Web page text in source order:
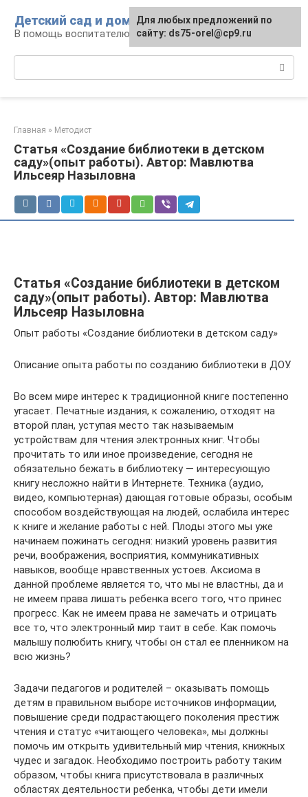
контенту
Детский сад и дом
В помощь воспитателю и родителям
Главная » Методист
Статья «Создание библиотеки в детском
саду»(опыт работы). Автор: Мавлютва
Ильсеяр Назыловна
Статья «Создание библиотеки в детском
саду»(опыт работы). Автор: Мавлютва
Ильсеяр Назыловна
Опыт работы «Создание библиотеки в детском саду»
Описание опыта работы по созданию библиотеки в ДОУ.
Во всем мире интерес к традиционной книге постепенно
угасает. Печатные издания, к сожалению, отходят на
второй план, уступая место так называемым
устройствам для чтения электронных книг. Чтобы
прочитать то или иное произведение, сегодня не
обязательно бежать в библиотеку — интересующую
книгу несложно найти в Интернете. Техника (аудио,
видео, компьютерная) дающая готовые образы, особым
способом воздействующая на людей, ослабила интерес
к книге и желание работы с ней. Плоды этого мы уже
начинаем пожинать сегодня: низкий уровень развития
речи, воображения, восприятия, коммуникативных
навыков, вообще нравственных устоев. Аксиома в
данной проблеме является то, что мы не властны, да и
не имеем права лишать ребенка всего того, что принес
прогресс. Как не имеем права не замечать и отрицать
все то, что электронный мир таит в себе. Как помочь
малышу полюбить книгу, чтобы он стал ее пленником на
всю жизнь?
Задачи педагогов и родителей – оказывать помощь
детям в правильном выборе источников информации,
повышение среди подрастающего поколения престиж
чтения и статус «читающего человека», мы должны
помочь им открыть удивительный мир чтения, книжных
чудес и загадок. Необходимо построить работу таким
образом, чтобы книга присутствовала в различных
областях деятельности ребенка, чтобы дети имели
Для любых предложений по
сайту: ds75-orel@cp9.ru